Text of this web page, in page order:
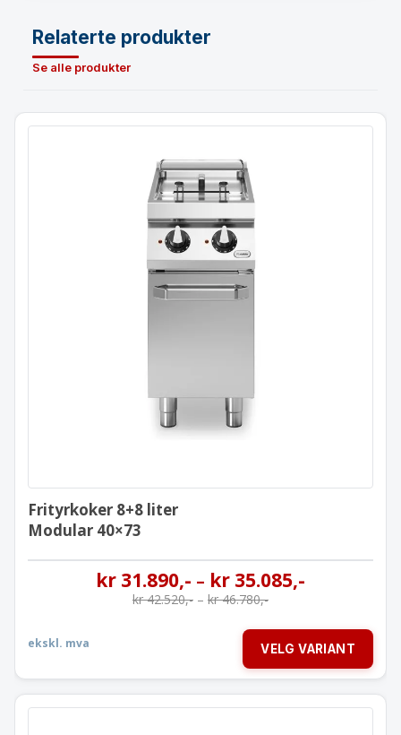
Relaterte produkter
Se alle produkter
Frityrkoker 8+8 liter
Modular 40×73
kr 31.890,- – kr 35.085,-
kr42.520,- – kr46.780,-
ekskl. mva VELG VARIANT